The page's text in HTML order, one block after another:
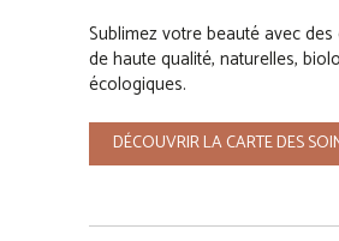
Sublimez votre beauté avec
de haute qualité, naturelles,
écologiques.
DÉCOUVRIR LA CARTE DES